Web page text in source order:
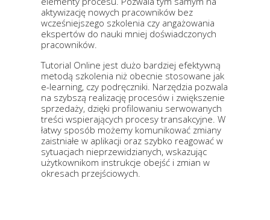
aktywizację nowych pracowników bez
wcześniejszego szkolenia czy angażowania
ekspertów do nauki mniej doświadczonych
pracowników.
Tutorial Online jest dużo bardziej efektywną
metodą szkolenia niż obecnie stosowane jak
e-learning, czy podręczniki. Narzędzia pozwala
na szybszą realizację procesów i zwiększenie
sprzedaży, dzięki profilowaniu serwowanych
treści wspierających procesy transakcyjne. W
łatwy sposób możemy komunikować zmiany
zaistniałe w aplikacji oraz szybko reagować w
sytuacjach nieprzewidzianych, wskazując
użytkownikom instrukcje obejść i zmian w
okresach przejściowych.